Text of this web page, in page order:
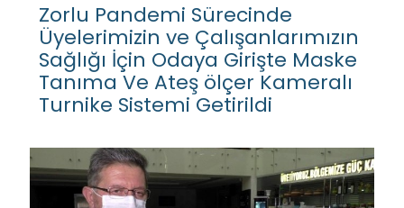
Zorlu Pandemi Sürecinde
Üyelerimizin ve Çalışanlarımızın
Sağlığı İçin Odaya Girişte Maske
Tanıma Ve Ateş ölçer Kameralı
Turnike Sistemi Getirildi